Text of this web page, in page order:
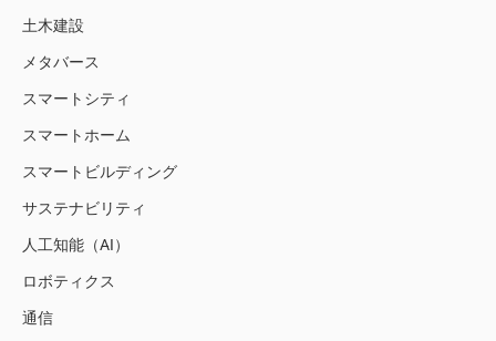
土木建設
メタバース
スマートシティ
スマートホーム
スマートビルディング
サステナビリティ
人工知能（AI）
ロボティクス
通信